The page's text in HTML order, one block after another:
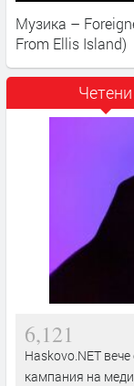
Музика – Foreigner - I Want To Know What Love Is (Live
From Ellis Island)
Четени
6,121
Haskovo.NET
кампания на